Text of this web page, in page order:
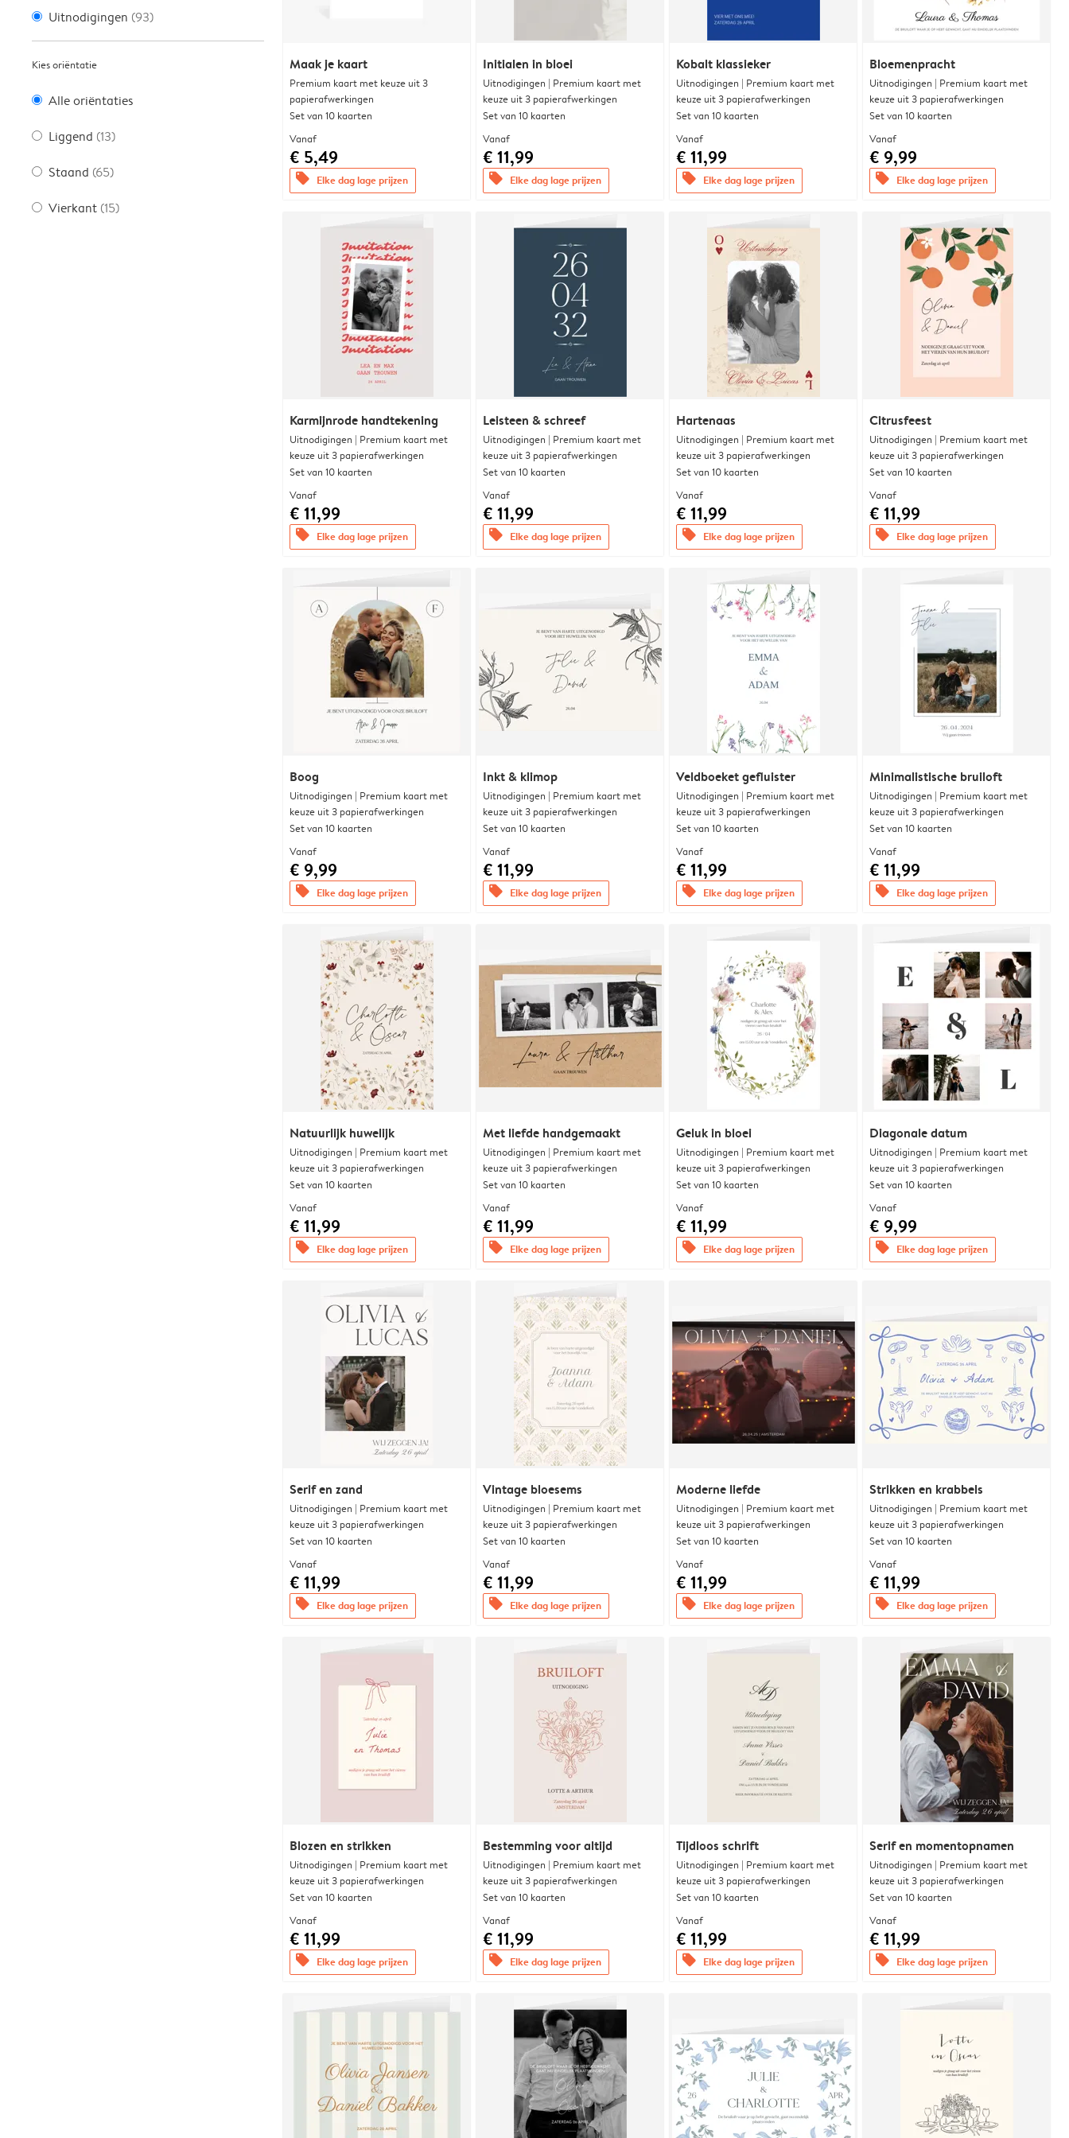
Uitnodigingen (93)
Kies oriëntatie
Alle oriëntaties
Liggend (13)
Staand (65)
Vierkant (15)
Maak je kaart
Premium kaart met keuze uit 3
papierafwerkingen
Set van 10 kaarten
Vanaf
€ 5,49
offers Elke dag lage prijzen
Initialen in bloei
Uitnodigingen | Premium kaart met
keuze uit 3 papierafwerkingen
Set van 10 kaarten
Vanaf
€ 11,99
offers Elke dag lage prijzen
Kobalt klassieker
Uitnodigingen | Premium kaart met
keuze uit 3 papierafwerkingen
Set van 10 kaarten
Vanaf
€ 11,99
offers Elke dag lage prijzen
Bloemenpracht
Uitnodigingen | Premium kaart met
keuze uit 3 papierafwerkingen
Set van 10 kaarten
Vanaf
€ 9,99
offers Elke dag lage prijzen
Karmijnrode handtekening
Uitnodigingen | Premium kaart met
keuze uit 3 papierafwerkingen
Set van 10 kaarten
Vanaf
€ 11,99
offers Elke dag lage prijzen
Leisteen & schreef
Uitnodigingen | Premium kaart met
keuze uit 3 papierafwerkingen
Set van 10 kaarten
Vanaf
€ 11,99
offers Elke dag lage prijzen
Hartenaas
Uitnodigingen | Premium kaart met
keuze uit 3 papierafwerkingen
Set van 10 kaarten
Vanaf
€ 11,99
offers Elke dag lage prijzen
Citrusfeest
Uitnodigingen | Premium kaart met
keuze uit 3 papierafwerkingen
Set van 10 kaarten
Vanaf
€ 11,99
offers Elke dag lage prijzen
Boog
Uitnodigingen | Premium kaart met
keuze uit 3 papierafwerkingen
Set van 10 kaarten
Vanaf
€ 9,99
offers Elke dag lage prijzen
Inkt & klimop
Uitnodigingen | Premium kaart met
keuze uit 3 papierafwerkingen
Set van 10 kaarten
Vanaf
€ 11,99
offers Elke dag lage prijzen
Veldboeket gefluister
Uitnodigingen | Premium kaart met
keuze uit 3 papierafwerkingen
Set van 10 kaarten
Vanaf
€ 11,99
offers Elke dag lage prijzen
Minimalistische bruiloft
Uitnodigingen | Premium kaart met
keuze uit 3 papierafwerkingen
Set van 10 kaarten
Vanaf
€ 11,99
offers Elke dag lage prijzen
Natuurlijk huwelijk
Uitnodigingen | Premium kaart met
keuze uit 3 papierafwerkingen
Set van 10 kaarten
Vanaf
€ 11,99
offers Elke dag lage prijzen
Met liefde handgemaakt
Uitnodigingen | Premium kaart met
keuze uit 3 papierafwerkingen
Set van 10 kaarten
Vanaf
€ 11,99
offers Elke dag lage prijzen
Geluk in bloei
Uitnodigingen | Premium kaart met
keuze uit 3 papierafwerkingen
Set van 10 kaarten
Vanaf
€ 11,99
offers Elke dag lage prijzen
Diagonale datum
Uitnodigingen | Premium kaart met
keuze uit 3 papierafwerkingen
Set van 10 kaarten
Vanaf
€ 9,99
offers Elke dag lage prijzen
Serif en zand
Uitnodigingen | Premium kaart met
keuze uit 3 papierafwerkingen
Set van 10 kaarten
Vanaf
€ 11,99
offers Elke dag lage prijzen
Vintage bloesems
Uitnodigingen | Premium kaart met
keuze uit 3 papierafwerkingen
Set van 10 kaarten
Vanaf
€ 11,99
offers Elke dag lage prijzen
Moderne liefde
Uitnodigingen | Premium kaart met
keuze uit 3 papierafwerkingen
Set van 10 kaarten
Vanaf
€ 11,99
offers Elke dag lage prijzen
Strikken en krabbels
Uitnodigingen | Premium kaart met
keuze uit 3 papierafwerkingen
Set van 10 kaarten
Vanaf
€ 11,99
offers Elke dag lage prijzen
Blozen en strikken
Uitnodigingen | Premium kaart met
keuze uit 3 papierafwerkingen
Set van 10 kaarten
Vanaf
€ 11,99
offers Elke dag lage prijzen
Bestemming voor altijd
Uitnodigingen | Premium kaart met
keuze uit 3 papierafwerkingen
Set van 10 kaarten
Vanaf
€ 11,99
offers Elke dag lage prijzen
Tijdloos schrift
Uitnodigingen | Premium kaart met
keuze uit 3 papierafwerkingen
Set van 10 kaarten
Vanaf
€ 11,99
offers Elke dag lage prijzen
Serif en momentopnamen
Uitnodigingen | Premium kaart met
keuze uit 3 papierafwerkingen
Set van 10 kaarten
Vanaf
€ 11,99
offers Elke dag lage prijzen